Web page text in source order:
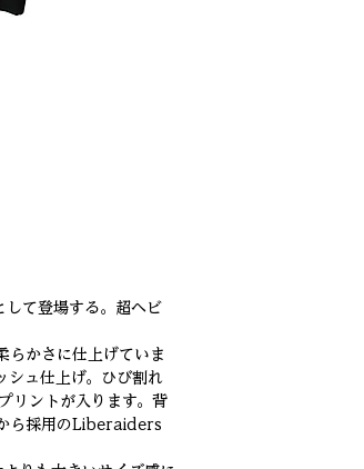
て登場する。超ヘビ
らかさに仕上げていま
シュ仕上げ。ひび割れ
ントが入ります。背
ら採用のLiberaiders